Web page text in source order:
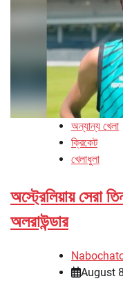
অন্যান্য খেলা
ক্রিকেট
খেলাধুলা
অস্ট্রেলিয়ায় সেরা
অলরাউন্ডার
August